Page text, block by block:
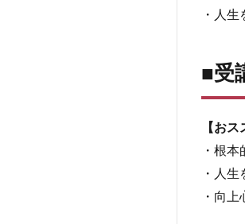
な
成
5
おス
スメ
する
人・
しな
い人
・人
■受
【おス
・根
・人
・向